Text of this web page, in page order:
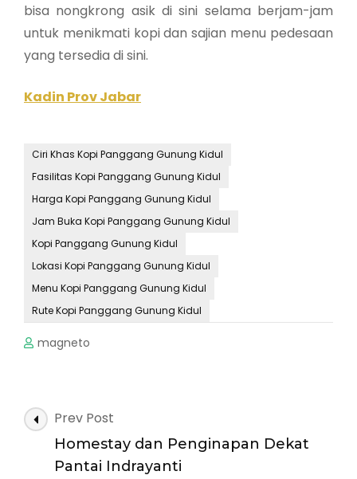
bisa nongkrong asik di sini selama berjam-jam
untuk menikmati kopi dan sajian menu pedesaan
yang tersedia di sini.
Kadin Prov Jabar
Ciri Khas Kopi Panggang Gunung Kidul
Fasilitas Kopi Panggang Gunung Kidul
Harga Kopi Panggang Gunung Kidul
Jam Buka Kopi Panggang Gunung Kidul
Kopi Panggang Gunung Kidul
Lokasi Kopi Panggang Gunung Kidul
Menu Kopi Panggang Gunung Kidul
Rute Kopi Panggang Gunung Kidul
magneto
Post
Navigation
Prev Post
Homestay dan Penginapan Dekat
Pantai Indrayanti